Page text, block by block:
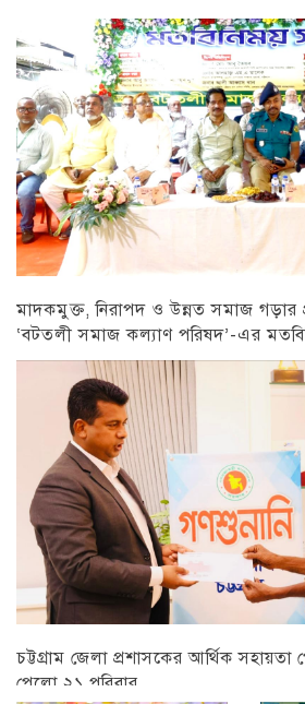
মাদকমুক্ত, নিরাপদ ও উন্নত সমাজ গড়ার
‘বটতলী সমাজ কল্যাণ পরিষদ’-এর
চট্টগ্রাম
চট্টগ্রাম জেলা প্রশাসকের আর্থিক
পেলো ২১ পরিবার